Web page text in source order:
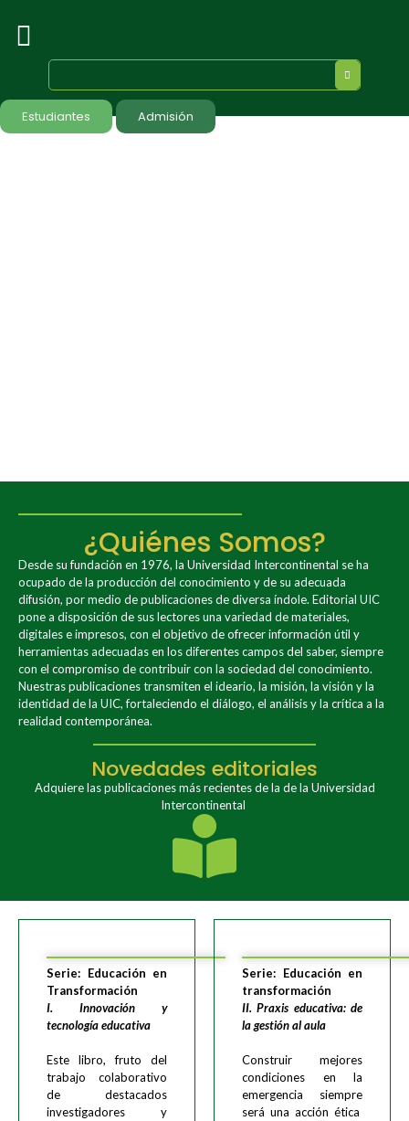
Estudiantes Admisión
¿Quiénes Somos?
Desde su fundación en 1976, la Universidad Intercontinental se ha
ocupado de la producción del conocimiento y de su adecuada
difusión, por medio de publicaciones de diversa índole. Editorial UIC
pone a disposición de sus lectores una variedad de materiales,
digitales e impresos, con el objetivo de ofrecer información útil y
herramientas adecuadas en los diferentes campos del saber, siempre
con el compromiso de contribuir con la sociedad del conocimiento.
Nuestras publicaciones transmiten el ideario, la misión, la visión y la
identidad de la UIC, fortaleciendo el diálogo, el análisis y la crítica a la
realidad contemporánea.
Novedades editoriales
Adquiere las publicaciones más recientes de la de la Universidad
Intercontinental
Serie: Educación en
Transformación
I. Innovación y
tecnología educativa
Este libro, fruto del
trabajo colaborativo
de destacados
investigadores y
Serie: Educación en
transformación
II. Praxis educativa: de
la gestión al aula
Construir mejores
condiciones en la
emergencia siempre
será una acción ética